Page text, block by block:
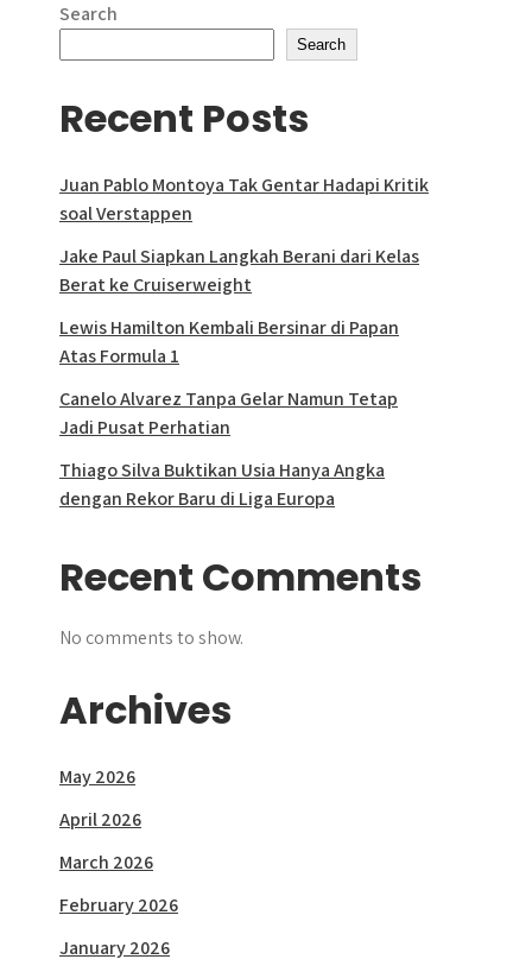
Search
Search
Recent Posts
Juan Pablo Montoya Tak Gentar Hadapi Kritik
soal Verstappen
Jake Paul Siapkan Langkah Berani dari Kelas
Berat ke Cruiserweight
Lewis Hamilton Kembali Bersinar di Papan
Atas Formula 1
Canelo Alvarez Tanpa Gelar Namun Tetap
Jadi Pusat Perhatian
Thiago Silva Buktikan Usia Hanya Angka
dengan Rekor Baru di Liga Europa
Recent Comments
No comments to show.
Archives
May 2026
April 2026
March 2026
February 2026
January 2026